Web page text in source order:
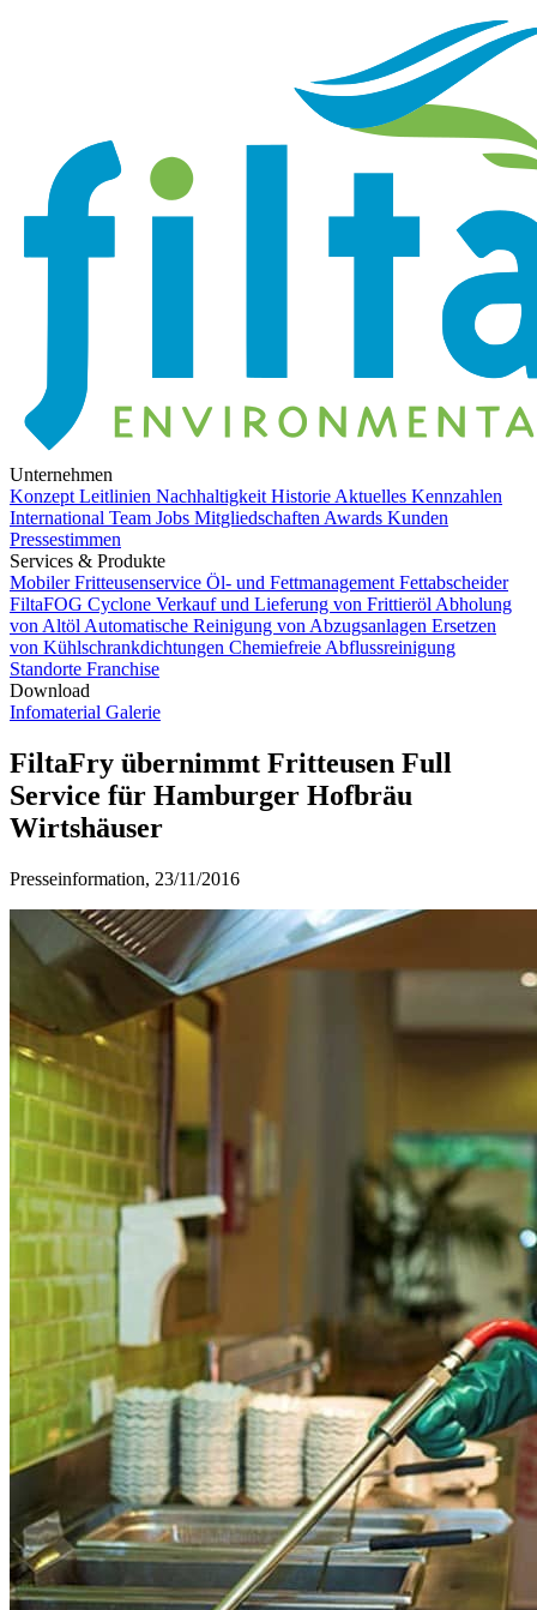
Unternehmen
Konzept Leitlinien Nachhaltigkeit Historie Aktuelles Kennzahlen
International Team Jobs Mitgliedschaften Awards Kunden
Pressestimmen
Services & Produkte
Mobiler Fritteusenservice Öl- und Fettmanagement Fettabscheider
FiltaFOG Cyclone Verkauf und Lieferung von Frittieröl Abholung
von Altöl Automatische Reinigung von Abzugsanlagen Ersetzen
von Kühlschrankdichtungen Chemiefreie Abflussreinigung
Standorte Franchise
Download
Infomaterial Galerie
FiltaFry übernimmt Fritteusen Full
Service für Hamburger Hofbräu
Wirtshäuser
Presseinformation, 23/11/2016